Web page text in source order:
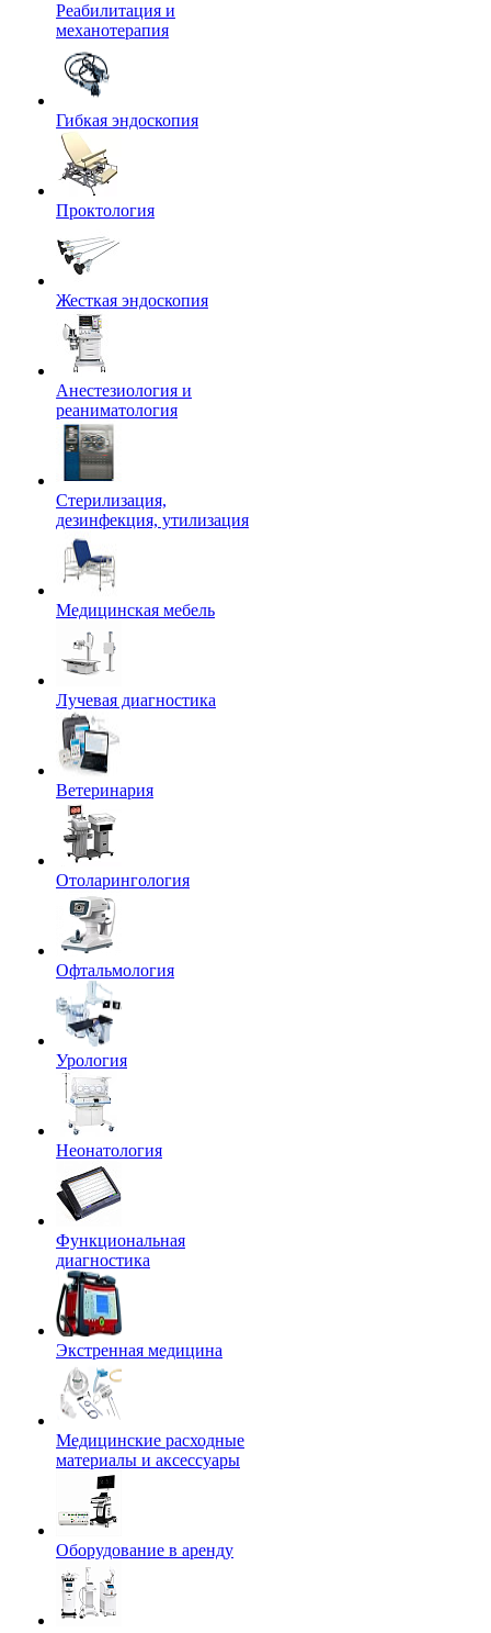
Реабилитация и
механотерапия
Гибкая эндоскопия
Проктология
Жесткая эндоскопия
Анестезиология и
реаниматология
Стерилизация,
дезинфекция, утилизация
Медицинская мебель
Лучевая диагностика
Ветеринария
Отоларингология
Офтальмология
Урология
Неонатология
Функциональная
диагностика
Экстренная медицина
Медицинские расходные
материалы и аксессуары
Оборудование в аренду